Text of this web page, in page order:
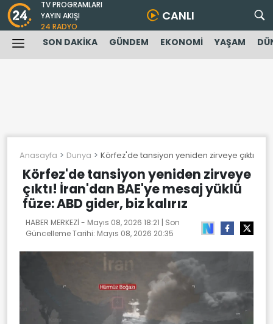
TV PROGRAMLARI
YAYIN AKIŞI
24 RADYO
CANLI
SON DAKİKA GÜNDEM EKONOMİ YAŞAM
Anasayfa Dunya Körfez'de tansiyon yeniden zirveye çıktı!
Körfez'de tansiyon yeniden zirveye
çıktı! İran'dan BAE'ye mesaj yüklü
füze: ABD gider, biz kalırız
HABER MERKEZİ - Mayıs 08, 2026 18:21 | Son
Güncelleme Tarihi: Mayıs 08, 2026 20:35